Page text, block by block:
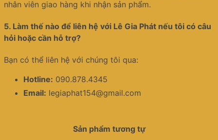
nhân viên giao hàng khi nhận sản phẩm.
5. Làm thế nào để liên hệ với Lê Gia Phát nếu tôi có câu
hỏi hoặc cần hỗ trợ?
Bạn có thể liên hệ với chúng tôi qua:
Hotline: 090.878.4345
Email: legiaphat154@gmail.com
Sản phẩm tương tự